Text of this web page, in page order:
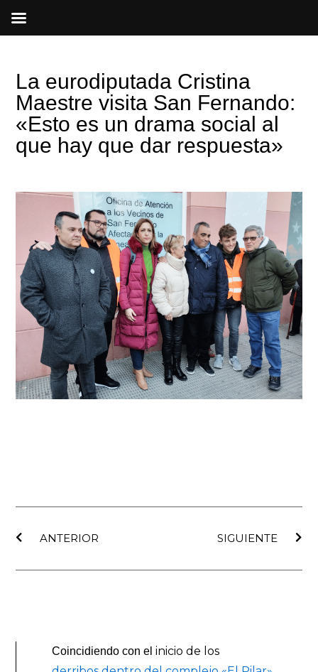
La eurodiputada Cristina
Maestre visita San Fernando:
«Esto es un drama social al
que hay que dar respuesta»
ANTERIOR
SIGUIENTE
Coincidiendo con elinicio de los